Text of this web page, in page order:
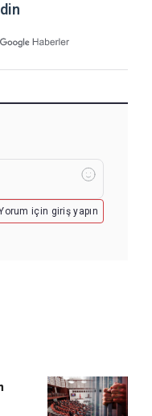
için giriş yapın